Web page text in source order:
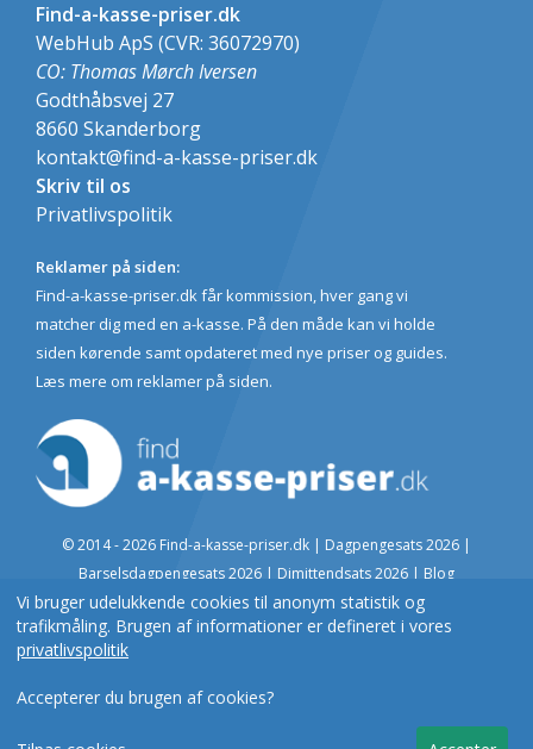
Find-a-kasse-priser.dk
WebHub ApS (CVR: 36072970)
CO: Thomas Mørch Iversen
Godthåbsvej 27
8660 Skanderborg
kontakt@find-a-kasse-priser.dk
Skriv til os
Privatlivspolitik
Reklamer på siden:
Find-a-kasse-priser.dk får kommission, hver gang vi
matcher dig med en a-kasse. På den måde kan vi holde
siden kørende samt opdateret med nye priser og guides.
Læs mere om reklamer på siden.
© 2014 - 2026 Find-a-kasse-priser.dk | Dagpengesats 2026
Barselsdagpengesats 2026 | Dimittendsats 2026 | Blog
Nyttige links:Star.dk|Borger.dk| Erhvervsstyrelsen.dk|
Herning Randers|
Vi bruger udelukkende cookies til anonym statistik og
trafikmåling. Brugen af informationer er defineret i vores
privatlivspolitik
Accepterer du brugen af cookies?